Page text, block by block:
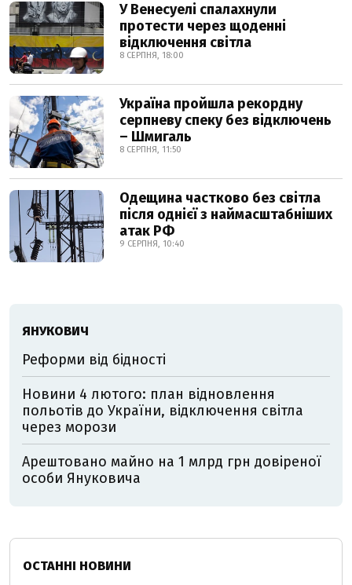
У Венесуелі спалахнули
протести через щоденні
відключення світла
8 СЕРПНЯ, 18:00
Україна пройшла рекордну
серпневу спеку без відключень
– Шмигаль
8 СЕРПНЯ, 11:50
Одещина частково без світла
після однієї з наймасштабніших
атак РФ
9 СЕРПНЯ, 10:40
ЯНУКОВИЧ
Реформи від бідності
Новини 4 лютого: план відновлення
польотів до України, відключення світла
через морози
Арештовано майно на 1 млрд грн довіреної
особи Януковича
ОСТАННІ НОВИНИ